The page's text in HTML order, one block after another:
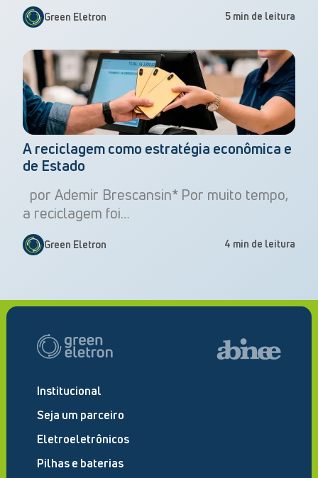
Green Eletron 5 min de leitura
A reciclagem como estratégia econômica e
de Estado
por Ademir Brescansin* Por muito tempo,
a reciclagem foi…
Green Eletron 4 min de leitura
Institucional
Seja um parceiro
Eletroeletrônicos
Pilhas e baterias